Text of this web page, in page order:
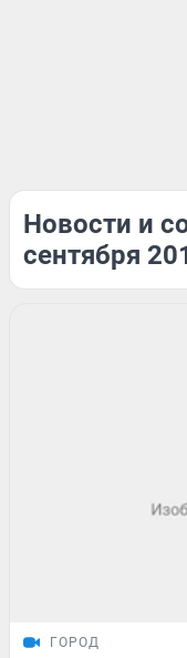
Новости и
сентября
ГОРОД